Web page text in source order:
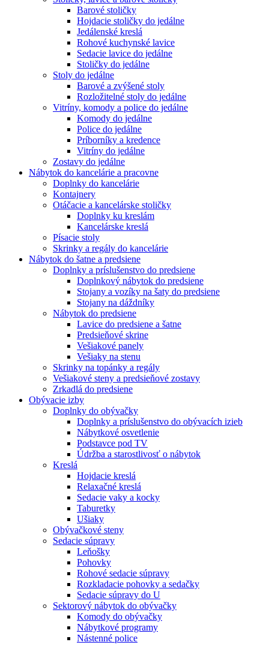
Barové stoličky
Hojdacie stoličky do jedálne
Jedálenské kreslá
Rohové kuchynské lavice
Sedacie lavice do jedálne
Stoličky do jedálne
Stoly do jedálne
Barové a zvýšené stoly
Rozložitelné stoly do jedálne
Vitríny, komody a police do jedálne
Komody do jedálne
Police do jedálne
Príborníky a kredence
Vitríny do jedálne
Zostavy do jedálne
Nábytok do kancelárie a pracovne
Doplnky do kancelárie
Kontajnery
Otáčacie a kancelárske stoličky
Doplnky ku kreslám
Kancelárske kreslá
Písacie stoly
Skrinky a regály do kancelárie
Nábytok do šatne a predsiene
Doplnky a príslušenstvo do predsiene
Doplnkový nábytok do predsiene
Stojany a vozíky na šaty do predsiene
Stojany na dáždníky
Nábytok do predsiene
Lavice do predsiene a šatne
Predsieňové skrine
Vešiakové panely
Vešiaky na stenu
Skrinky na topánky a regály
Vešiakové steny a predsieňové zostavy
Zrkadlá do predsiene
Obývacie izby
Doplnky do obývačky
Doplnky a príslušenstvo do obývacích izieb
Nábytkové osvetlenie
Podstavce pod TV
Údržba a starostlivosť o nábytok
Kreslá
Hojdacie kreslá
Relaxačné kreslá
Sedacie vaky a kocky
Taburetky
Ušiaky
Obývačkové steny
Sedacie súpravy
Leňošky
Pohovky
Rohové sedacie súpravy
Rozkladacie pohovky a sedačky
Sedacie súpravy do U
Sektorový nábytok do obývačky
Komody do obývačky
Nábytkové programy
Nástenné police